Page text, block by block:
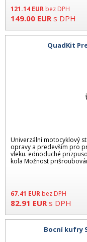
121.14 EUR bez DPH
149.00 EUR s DPH
QuadKit
Univerzální motocyklový
opravy a predevším pro
vleku. ednoduché
kola Možnost
67.41 EUR bez DPH
82.91 EUR s DPH
Bocní kufry